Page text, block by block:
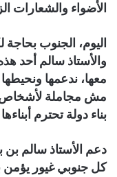
الأضواء والشعارات
اليوم، الجنوب
والأستاذ سالم أحد
معها، ندعمها
مش مجاملة
بناء دولة تحترم
دعم الأستاذ سالم
كل جنوبي غيور يؤمن